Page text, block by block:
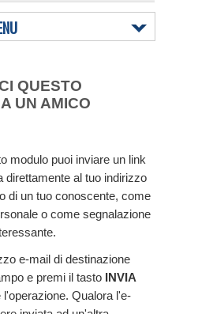
QUESTO
UN AMICO
modulo puoi inviare un link
direttamente al tuo indirizzo
di un tuo conoscente, come
o come segnalazione
e-mail di destinazione
e premi il tasto INVIA
Qualora l'e-